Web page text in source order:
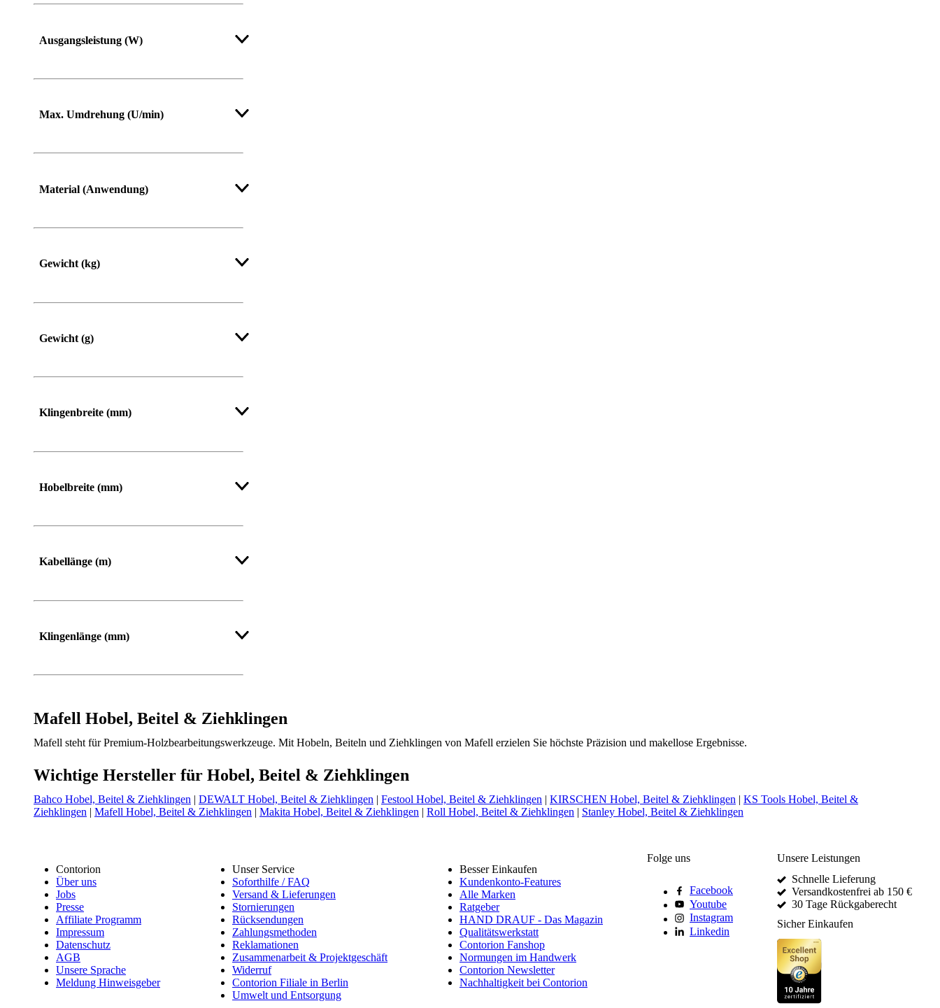
Ausgangsleistung (W)
Max. Umdrehung (U/min)
Material (Anwendung)
Gewicht (kg)
Gewicht (g)
Klingenbreite (mm)
Hobelbreite (mm)
Kabellänge (m)
Klingenlänge (mm)
Mafell Hobel, Beitel & Ziehklingen
Mafell steht für Premium-Holzbearbeitungswerkzeuge. Mit Hobeln, Beiteln und Ziehklingen von Mafell erzielen Sie höchste Präzision und makellose Ergebnisse.
Wichtige Hersteller für Hobel, Beitel & Ziehklingen
Bahco Hobel, Beitel & Ziehklingen | DEWALT Hobel, Beitel & Ziehklingen | Festool Hobel, Beitel & Ziehklingen | KIRSCHEN Hobel, Beitel & Ziehklingen | KS Tools Hobel, Beitel &
Ziehklingen | Mafell Hobel, Beitel & Ziehklingen | Makita Hobel, Beitel & Ziehklingen | Roll Hobel, Beitel & Ziehklingen | Stanley Hobel, Beitel & Ziehklingen
Contorion
Über uns
Jobs
Presse
Affiliate Programm
Impressum
Datenschutz
AGB
Unsere Sprache
Meldung Hinweisgeber
Unser Service
Soforthilfe / FAQ
Versand & Lieferungen
Stornierungen
Rücksendungen
Zahlungsmethoden
Reklamationen
Zusammenarbeit & Projektgeschäft
Widerruf
Contorion Filiale in Berlin
Umwelt und Entsorgung
Besser Einkaufen
Kundenkonto-Features
Alle Marken
Ratgeber
HAND DRAUF - Das Magazin
Qualitätswerkstatt
Contorion Fanshop
Normungen im Handwerk
Contorion Newsletter
Nachhaltigkeit bei Contorion
Folge uns
Facebook
Youtube
Instagram
Linkedin
Unsere Leistungen
Schnelle Lieferung
Versandkostenfrei ab 150 €
30 Tage Rückgaberecht
Sicher Einkaufen